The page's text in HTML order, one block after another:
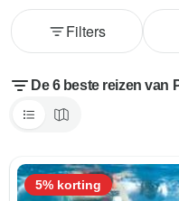
Filters
De 6 beste reizen van
5% korting